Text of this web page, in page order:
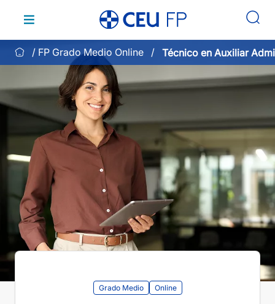
contenido
FP Grado Medio Online
Técnico en Auxiliar
Grado Medio Online